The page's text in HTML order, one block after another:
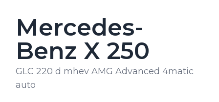
Mercedes-
Benz X 250
GLC 220 d mhev AMG Advanced 4matic
auto